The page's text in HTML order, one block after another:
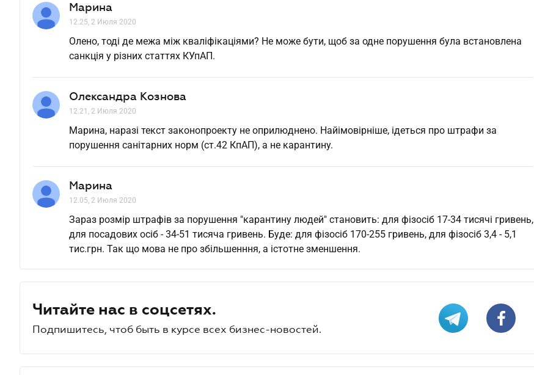
Марина
12.25, 2 Июля 2020
Олено, тоді де межа між кваліфікаціями? Не може бути, щоб за одне порушення була встановлена
санкція у різних статтях КУпАП.
Олександра Кознова
12.21, 2 Июля 2020
Марина, наразі текст законопроекту не оприлюднено. Найімовірніше, ідеться про штрафи за
порушення санітарних норм (ст.42 КпАП), а не карантину.
Марина
12.05, 2 Июля 2020
Зараз розмір штрафів за порушення "карантину людей" становить: для фізосіб 17-34 тисячі гривень,
для посадових осіб - 34-51 тисяча гривень. Буде: для фізосіб 170-255 гривень, для фізосіб 3,4 - 5,1
тис.грн. Так що мова не про збільшенння, а істотне зменшення.
Читайте нас в соцсетях.
Подпишитесь, чтоб быть в курсе всех бизнес-новостей.